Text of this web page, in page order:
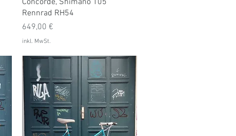
Concorde, Shimano 105
Rennrad RH54
Preis
649,00 €
inkl. MwSt.